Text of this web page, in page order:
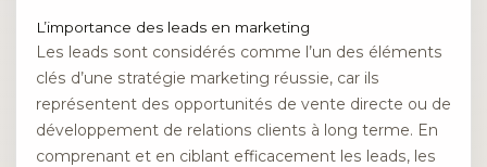
L’importance des leads en marketing
Les leads sont considérés comme l’un des éléments
clés d’une stratégie marketing réussie, car ils
représentent des opportunités de vente directe ou de
développement de relations clients à long terme. En
comprenant et en ciblant efficacement les leads, les